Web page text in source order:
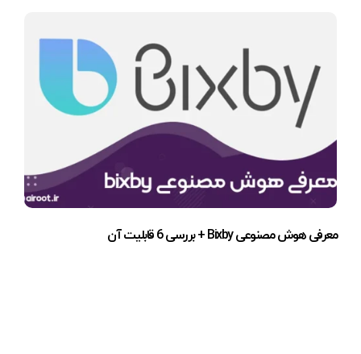
معرفی هوش مصنوعی Bixby + بررسی 6 قابلیت آن